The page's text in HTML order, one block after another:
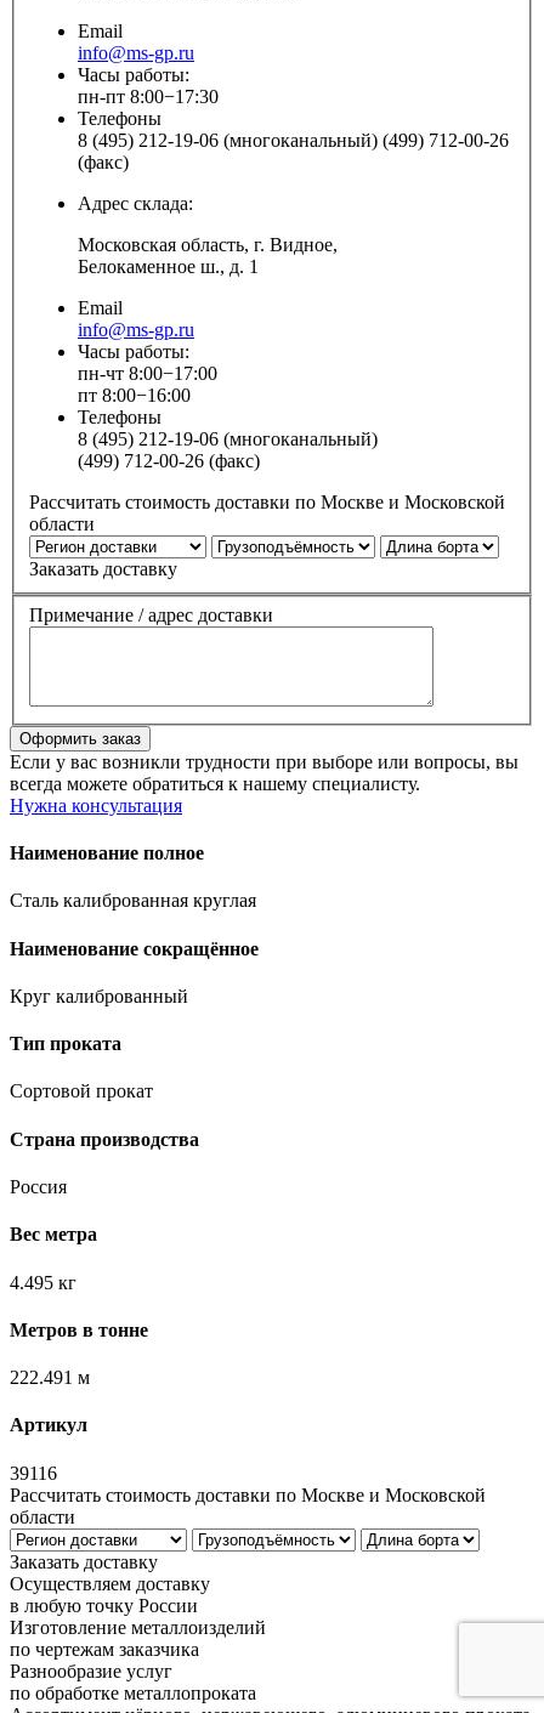
Email
info@ms-gp.ru
Часы работы:
пн-пт 8:00−17:30
Телефоны
8 (495) 212-19-06 (многоканальный) (499) 712-00-26
(факс)
Адрес склада:
Московская область, г. Видное,
Белокаменное ш., д. 1
Email
info@ms-gp.ru
Часы работы:
пн-чт 8:00−17:00
пт 8:00−16:00
Телефоны
8 (495) 212-19-06 (многоканальный)
(499) 712-00-26 (факс)
Рассчитать стоимость доставки по Москве и Московской
области
Заказать доставку
Примечание / адрес доставки
Если у вас возникли трудности при выборе или вопросы, вы
всегда можете обратиться к нашему специалисту.
Нужна консультация
Наименование полное
Сталь калиброванная круглая
Наименование сокращённое
Круг калиброванный
Тип проката
Сортовой прокат
Страна производства
Россия
Вес метра
4.495 кг
Метров в тонне
222.491 м
Артикул
39116
Рассчитать стоимость доставки по Москве и Московской
области
Заказать доставку
Осуществляем доставку
в любую точку России
Изготовление металлоизделий
по чертежам заказчика
Разнообразие услуг
по обработке металлопроката